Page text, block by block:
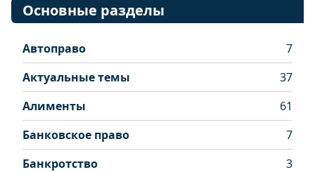
Основные разделы
Автоправо
7
Актуальные темы
37
Алименты
61
Банковское право
7
Банкротство
3